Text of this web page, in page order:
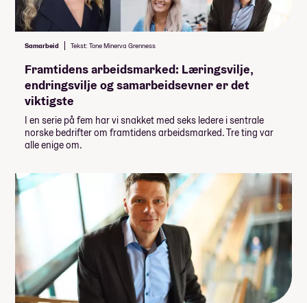
Samarbeid Tekst: Tone Minerva Grenness
Framtidens arbeidsmarked: Læringsvilje,
endringsvilje og samarbeidsevner er det
viktigste
I en serie på fem har vi snakket med seks ledere i sentrale
norske bedrifter om framtidens arbeidsmarked. Tre ting var
alle enige om.